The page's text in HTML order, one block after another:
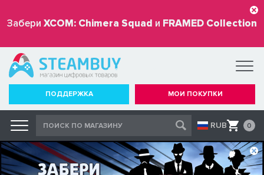
Забери XCOM: Chimera Squad и FRAMED Collection
бесплатно
ПОДДЕРЖКА МОИ ПОКУПКИ
RUB 0